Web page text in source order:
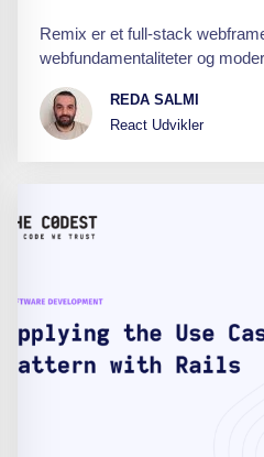
Remix er et full-stack
webfundamentaliteter og
REDA SALMI
React Udvikler